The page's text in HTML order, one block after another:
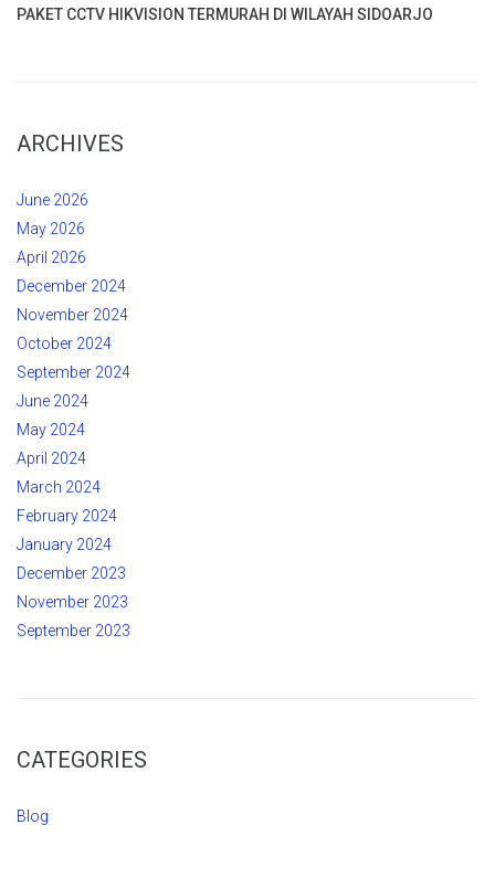
PAKET CCTV HIKVISION TERMURAH DI WILAYAH SIDOARJO
ARCHIVES
June 2026
May 2026
April 2026
December 2024
November 2024
October 2024
September 2024
June 2024
May 2024
April 2024
March 2024
February 2024
January 2024
December 2023
November 2023
September 2023
CATEGORIES
Blog